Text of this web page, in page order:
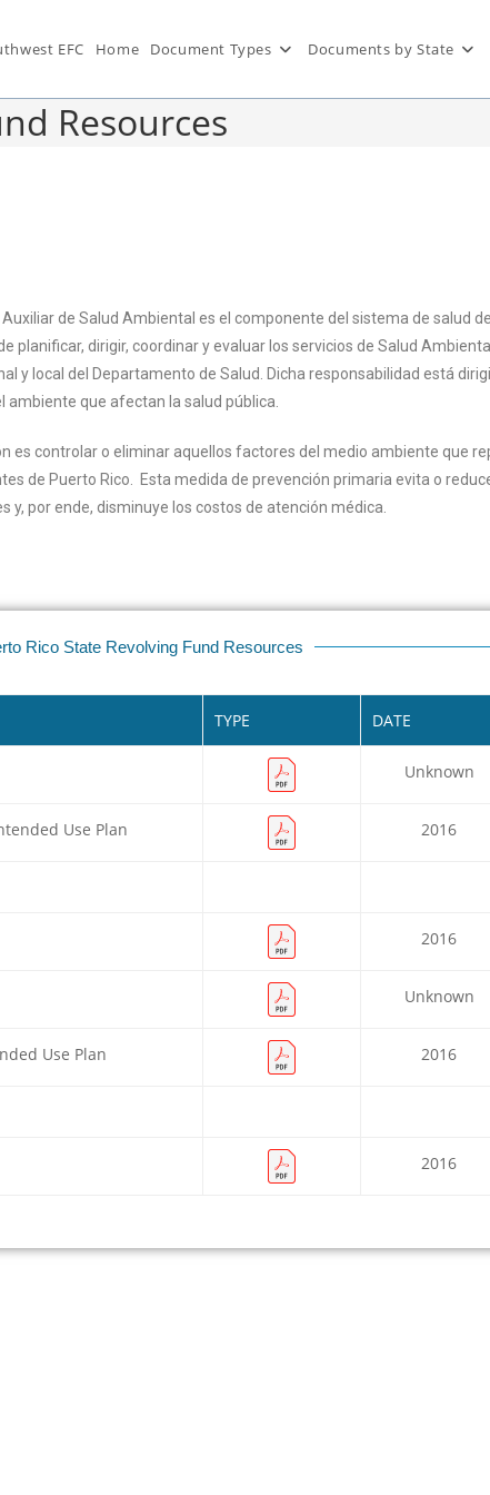
EFC Home Document Types Documents by State
Resources
Auxiliar de Salud Ambiental es el componente del sistema de salud
planificar, dirigir, coordinar y evaluar los servicios de Salud
y local del Departamento de Salud. Dicha responsabilidad está
ambiente que afectan la salud pública.
es controlar o eliminar aquellos factores del medio ambiente que
de Puerto Rico. Esta medida de prevención primaria evita o
y, por ende, disminuye los costos de atención médica.
Rico State Revolving Fund Resources
TYPE DATE
Unknown
Use Plan 2016
2016
Unknown
Use Plan 2016
2016